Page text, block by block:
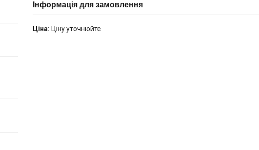
Інформація для замовлення
Ціна: Ціну уточнюйте